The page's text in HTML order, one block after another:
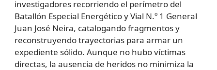
investigadores recorriendo el perímetro del
Batallón Especial Energético y Vial N.º 1 General
Juan José Neira, catalogando fragmentos y
reconstruyendo trayectorias para armar un
expediente sólido. Aunque no hubo víctimas
directas, la ausencia de heridos no minimiza la